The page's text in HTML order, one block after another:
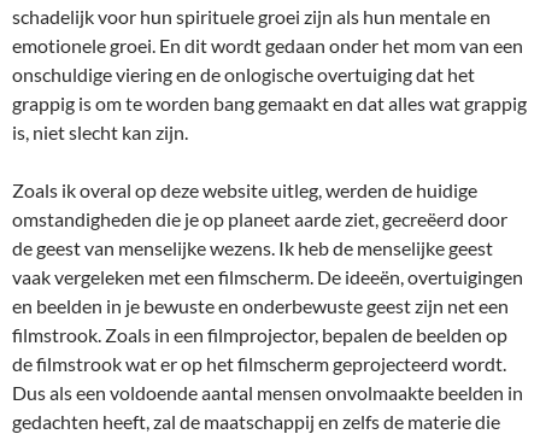
schadelijk voor hun spirituele groei zijn als hun mentale en
emotionele groei. En dit wordt gedaan onder het mom van een
onschuldige viering en de onlogische overtuiging dat het
grappig is om te worden bang gemaakt en dat alles wat grappig
is, niet slecht kan zijn.
Zoals ik overal op deze website uitleg, werden de huidige
omstandigheden die je op planeet aarde ziet, gecreëerd door
de geest van menselijke wezens. Ik heb de menselijke geest
vaak vergeleken met een filmscherm. De ideeën, overtuigingen
en beelden in je bewuste en onderbewuste geest zijn net een
filmstrook. Zoals in een filmprojector, bepalen de beelden op
de filmstrook wat er op het filmscherm geprojecteerd wordt.
Dus als een voldoende aantal mensen onvolmaakte beelden in
gedachten heeft, zal de maatschappij en zelfs de materie die